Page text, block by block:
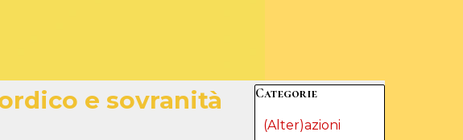
e sovranità
Salta blocco Categorie
Categorie
(Alter)azioni